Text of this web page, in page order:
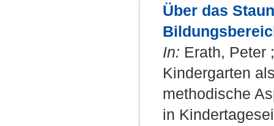
Über das
In: Erath, Peter
Kindergarten
methodische
in